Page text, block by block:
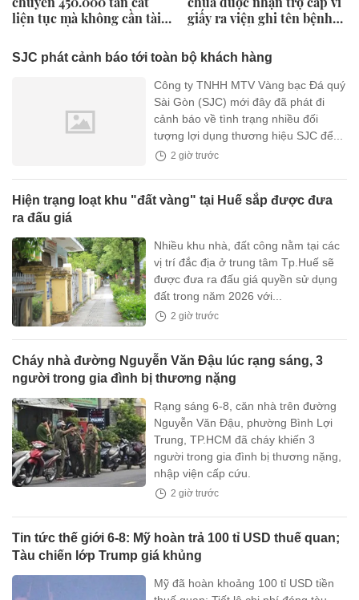
giấy ra viện ghi tên bệnh…
tưởng cỏ dại
SJC phát cảnh báo tới toàn bộ khách hàng
Công ty TNHH MTV Vàng bạc Đá quý
Sài Gòn (SJC) mới đây đã phát đi
cảnh báo về tình trạng nhiều đối
tượng lợi dụng thương hiệu SJC để...
2 giờ trước
Hiện trạng loạt khu "đất vàng" tại Huế sắp được đưa
ra đấu giá
Nhiều khu nhà, đất công nằm tại các
vị trí đắc địa ở trung tâm Tp.Huế sẽ
được đưa ra đấu giá quyền sử dụng
đất trong năm 2026 với...
2 giờ trước
Cháy nhà đường Nguyễn Văn Đậu lúc rạng sáng, 3
người trong gia đình bị thương nặng
Rạng sáng 6-8, căn nhà trên đường
Nguyễn Văn Đậu, phường Bình Lợi
Trung, TP.HCM đã cháy khiến 3
người trong gia đình bị thương nặng,
nhập viện cấp cứu.
2 giờ trước
Tin tức thế giới 6-8: Mỹ hoàn trả 100 tỉ USD thuế quan;
Tàu chiến lớp Trump giá khủng
Mỹ đã hoàn khoảng 100 tỉ USD tiền